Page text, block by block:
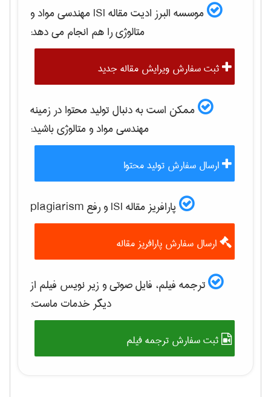
موسسه البرز ادیت مقاله ISI
مهندسی مواد و
متالوژیرا هم انجام می دهد:
ثبت سفارش ویرایش مقاله جدید
ممکن است به دنبال تولید محتوا در زمینه
مهندسی مواد و متالوژیباشید:
ارسال سفارش تولید محتوا
پارافریز مقاله ISI و رفع plagiarism
ارسال سفارش پارافریز مقاله
ترجمه فیلم، فایل صوتی و زیر نویس فیلم از
دیگر خدمات ماست:
ثبت سفارش ترجمه فیلم